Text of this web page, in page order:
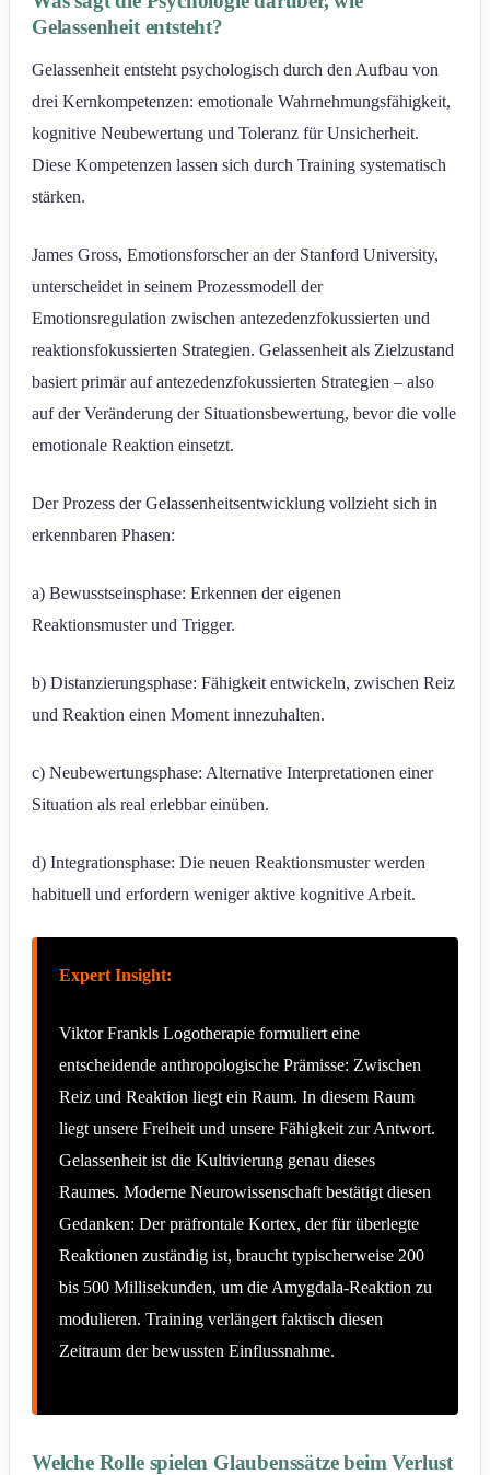
Gelassenheit entsteht?
Gelassenheit entsteht psychologisch durch den Aufbau von
drei Kernkompetenzen: emotionale Wahrnehmungsfähigkeit,
kognitive Neubewertung und Toleranz für Unsicherheit.
Diese Kompetenzen lassen sich durch Training systematisch
stärken.
James Gross, Emotionsforscher an der Stanford University,
unterscheidet in seinem Prozessmodell der
Emotionsregulation zwischen antezedenzfokussierten und
reaktionsfokussierten Strategien. Gelassenheit als Zielzustand
basiert primär auf antezedenzfokussierten Strategien – also
auf der Veränderung der Situationsbewertung, bevor die volle
emotionale Reaktion einsetzt.
Der Prozess der Gelassenheitsentwicklung vollzieht sich in
erkennbaren Phasen:
a) Bewusstseinsphase: Erkennen der eigenen
Reaktionsmuster und Trigger.
b) Distanzierungsphase: Fähigkeit entwickeln, zwischen Reiz
und Reaktion einen Moment innezuhalten.
c) Neubewertungsphase: Alternative Interpretationen einer
Situation als real erlebbar einüben.
d) Integrationsphase: Die neuen Reaktionsmuster werden
habituell und erfordern weniger aktive kognitive Arbeit.
Expert Insight:
Viktor Frankls Logotherapie formuliert eine
entscheidende anthropologische Prämisse: Zwischen
Reiz und Reaktion liegt ein Raum. In diesem Raum
liegt unsere Freiheit und unsere Fähigkeit zur Antwort.
Gelassenheit ist die Kultivierung genau dieses
Raumes. Moderne Neurowissenschaft bestätigt diesen
Gedanken: Der präfrontale Kortex, der für überlegte
Reaktionen zuständig ist, braucht typischerweise 200
bis 500 Millisekunden, um die Amygdala-Reaktion zu
modulieren. Training verlängert faktisch diesen
Zeitraum der bewussten Einflussnahme.
Welche Rolle spielen Glaubenssätze beim Verlust